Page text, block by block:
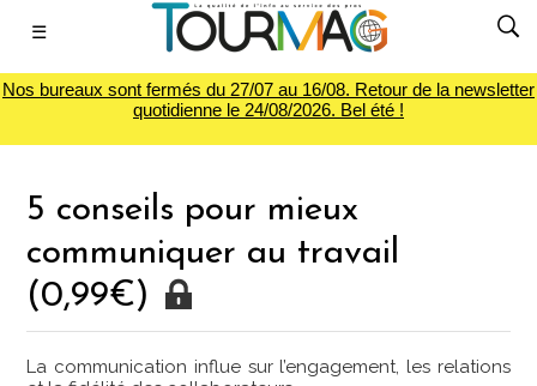
☰
Nos bureaux sont fermés du 27/07 au 16/08. Retour de la newsletter
quotidienne le 24/08/2026. Bel été !
5 conseils pour mieux
communiquer au travail
(0,99€)
La communication influe sur l’engagement, les relations